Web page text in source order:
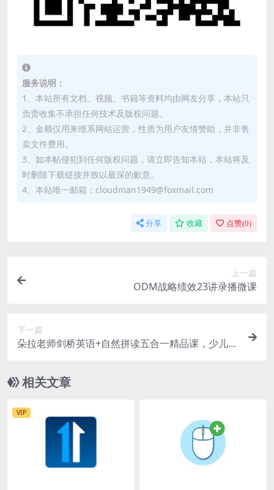
服务说明：
1、本站所有文档、视频、书籍等资料均由网友分享，本站只
负责收集不承担任何技术及版权问题。
2、金额仅用来维系网站运营，性质为用户友情赞助，并非售
卖文件费用。
3、如本帖侵犯到任何版权问题，请立即告知本站，本站将及
时删除下载链接并致以最深的歉意。
4、本站唯一邮箱：cloudman1949@foxmail.com
分享 收藏 点赞(0)
上一篇
ODM战略绩效23讲录播微课
下一篇
朵拉老师剑桥英语+自然拼读五合一精品课，少儿英
相关文章
VIP